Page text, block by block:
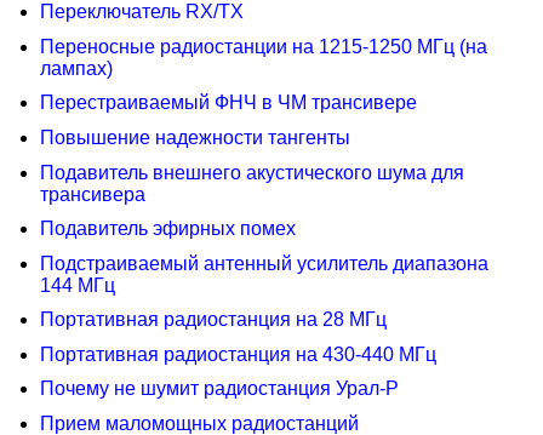
Переключатель RX/TX
Переносные радиостанции на 1215-1250 МГц (на
лампах)
Перестраиваемый ФНЧ в ЧМ трансивере
Повышение надежности тангенты
Подавитель внешнего акустического шума для
трансивера
Подавитель эфирных помех
Подстраиваемый антенный усилитель диапазона
144 МГц
Портативная радиостанция на 28 МГц
Портативная радиостанция на 430-440 МГц
Почему не шумит радиостанция Урал-Р
Прием маломощных радиостанций